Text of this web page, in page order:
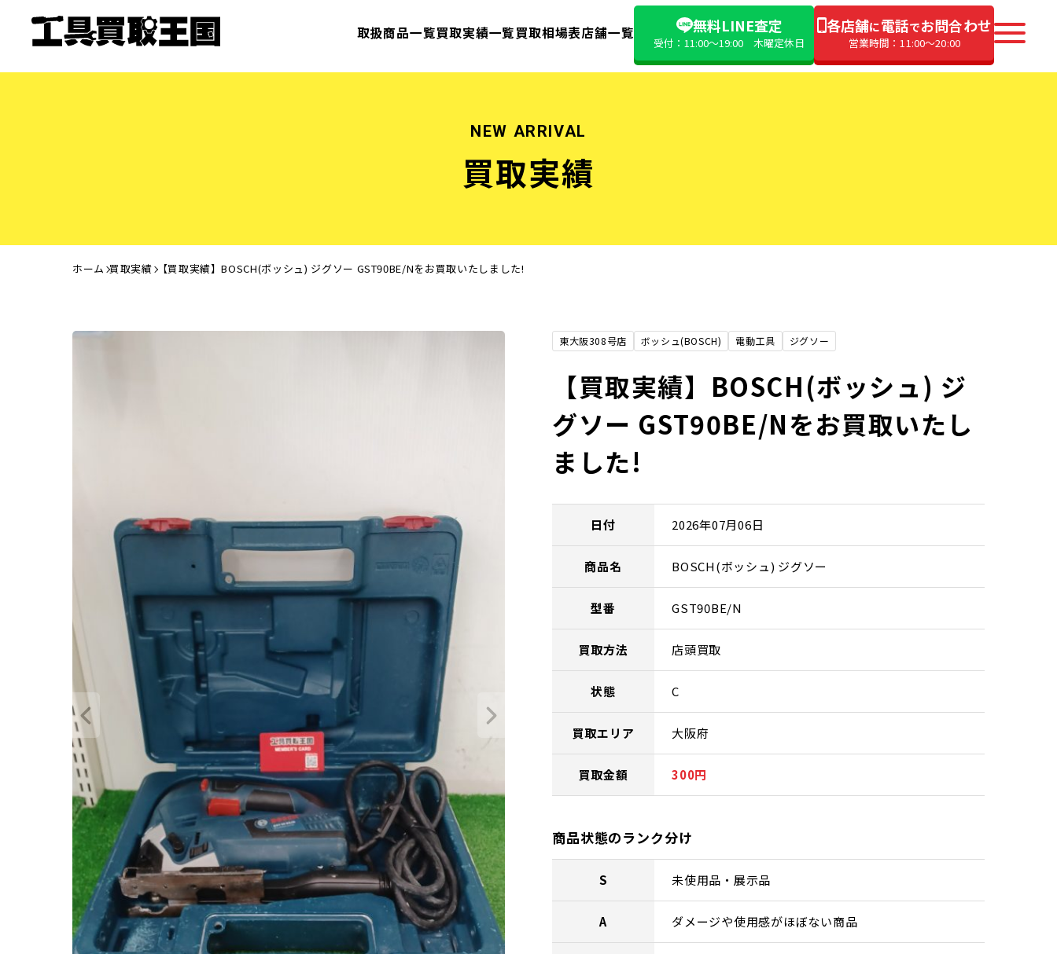
取扱商品一覧買取実績一覧買取相場表店舗一覧 無料LINE査定
受付：11:00〜19:00 木曜定休日
各店舗に電話でお問合わせ
営業時間：11:00〜20:00
NEW ARRIVAL
買取実績
ホーム 買取実績 【買取実績】BOSCH(ボッシュ) ジグソー GST90BE/Nをお買取いたしました!
東大阪308号店 ボッシュ(BOSCH) 電動工具 ジグソー
【買取実績】BOSCH(ボッシュ) ジ
グソー GST90BE/Nをお買取いたし
ました!
日付 2026年07月06日
商品名 BOSCH(ボッシュ) ジグソー
型番 GST90BE/N
買取方法 店頭買取
状態 C
買取エリア 大阪府
買取金額 300円
商品状態のランク分け
S 未使用品・展示品
A ダメージや使用感がほぼない商品